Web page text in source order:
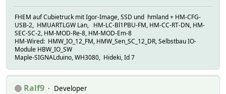
FHEM auf Cubietruck mit Igor-Image, SSD und hmland + HM-CFG-
USB-2, HMUARTLGW Lan, HM-LC-Bl1PBU-FM, HM-CC-RT-DN, HM-
SEC-SC-2, HM-MOD-Re-8, HM-MOD-Em-8
HM-Wired: HMW_IO_12_FM, HMW_Sen_SC_12_DR, Selbstbau IO-
Module HBW_IO_SW
Maple-SIGNALduino, WH3080, Hideki, Id 7
Ralf9
Developer